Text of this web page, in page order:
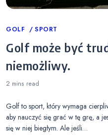
Categories
GOLF SPORT
Golf może być
niemożliwy.
2 mins read
Golf to sport, który wymaga
aby nauczyć się grać w tę grę, a
się w niej biegłym. Ale jeśli…